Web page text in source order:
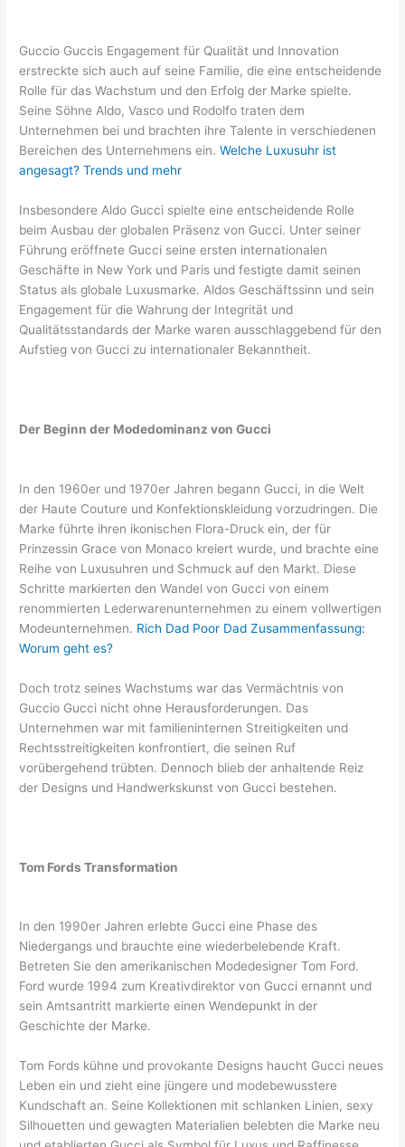
Guccio Guccis Engagement für Qualität und Innovation
erstreckte sich auch auf seine Familie, die eine entscheidende
Rolle für das Wachstum und den Erfolg der Marke spielte.
Seine Söhne Aldo, Vasco und Rodolfo traten dem
Unternehmen bei und brachten ihre Talente in verschiedenen
Bereichen des Unternehmens ein.Welche Luxusuhr ist
angesagt? Trends und mehr
Insbesondere Aldo Gucci spielte eine entscheidende Rolle
beim Ausbau der globalen Präsenz von Gucci. Unter seiner
Führung eröffnete Gucci seine ersten internationalen
Geschäfte in New York und Paris und festigte damit seinen
Status als globale Luxusmarke. Aldos Geschäftssinn und sein
Engagement für die Wahrung der Integrität und
Qualitätsstandards der Marke waren ausschlaggebend für den
Aufstieg von Gucci zu internationaler Bekanntheit.
Der Beginn der Modedominanz von Gucci
In den 1960er und 1970er Jahren begann Gucci, in die Welt
der Haute Couture und Konfektionskleidung vorzudringen. Die
Marke führte ihren ikonischen Flora-Druck ein, der für
Prinzessin Grace von Monaco kreiert wurde, und brachte eine
Reihe von Luxusuhren und Schmuck auf den Markt. Diese
Schritte markierten den Wandel von Gucci von einem
renommierten Lederwarenunternehmen zu einem vollwertigen
Modeunternehmen. Rich Dad Poor Dad Zusammenfassung:
Worum geht es?
Doch trotz seines Wachstums war das Vermächtnis von
Guccio Gucci nicht ohne Herausforderungen. Das
Unternehmen war mit familieninternen Streitigkeiten und
Rechtsstreitigkeiten konfrontiert, die seinen Ruf
vorübergehend trübten. Dennoch blieb der anhaltende Reiz
der Designs und Handwerkskunst von Gucci bestehen.
Tom Fords Transformation
In den 1990er Jahren erlebte Gucci eine Phase des
Niedergangs und brauchte eine wiederbelebende Kraft.
Betreten Sie den amerikanischen Modedesigner Tom Ford.
Ford wurde 1994 zum Kreativdirektor von Gucci ernannt und
sein Amtsantritt markierte einen Wendepunkt in der
Geschichte der Marke.
Tom Fords kühne und provokante Designs haucht Gucci neues
Leben ein und zieht eine jüngere und modebewusstere
Kundschaft an. Seine Kollektionen mit schlanken Linien, sexy
Silhouetten und gewagten Materialien belebten die Marke neu